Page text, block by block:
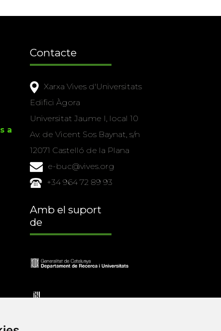
a
Contacte
Xarxa Vives d'Universitats
Edifici Àgora
Universitat Jaume I, local 10
Av. de Vicent Sos Baynat, s/n
12071 Castelló de la Plana
e-buc@vives.org
+34 964 72 89 93
Amb el suport
de